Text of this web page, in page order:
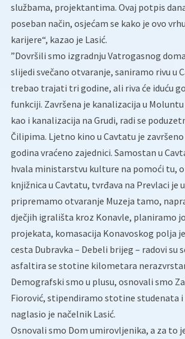
službama, projektantima. Ovaj potpis
poseban način, osjećam se kako je ovo
karijere“, kazao je Lasić.
”Dovršili smo izgradnju Vatrogasnog
slijedi svečano otvaranje, saniramo rivu u
trebao trajati tri godine, ali riva će iduću
funkciji. Završena je kanalizacija u
kao i kanalizacija na Grudi, radi se
Čilipima. Ljetno kino u Cavtatu je završeno
godina vraćeno zajednici. Samostan u
hvala ministarstvu kulture na pomoći tu,
knjižnica u Cavtatu, tvrđava na Prevlaci je
pripremamo otvaranje Muzeja tamo,
dječjih igrališta kroz Konavle, planiramo
projekata, komasacija Konavoskog polja
cesta Dubravka – Debeli brijeg – radovi su
asfaltira se stotine kilometara
Demografski smo u plusu, osnovali smo
Fiorović, stipendiramo stotine studenata i
naglasio je načelnik Lasić.
Osnovali smo Dom umirovljenika, a za to